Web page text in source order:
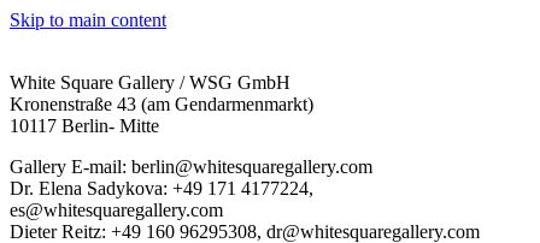
Skip to main content
White Square Gallery / WSG GmbH
Kronenstraße 43 (am Gendarmenmarkt)
10117 Berlin- Mitte
Gallery E-mail: berlin@whitesquaregallery.com
Dr. Elena Sadykova: +49 171 4177224,
es@whitesquaregallery.com
Dieter Reitz: +49 160 96295308, dr@whitesquaregallery.com